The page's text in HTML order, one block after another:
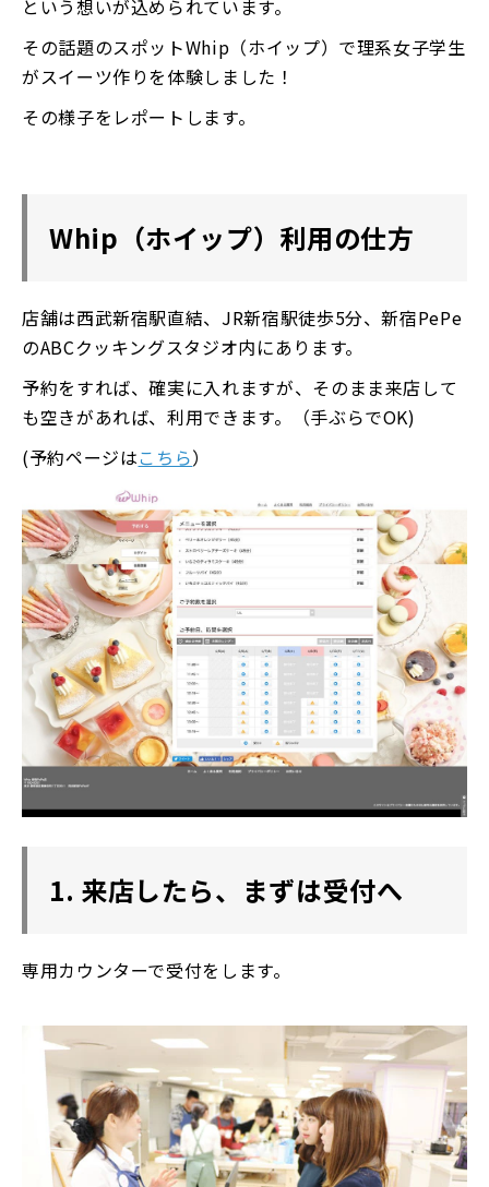
という想いが込められています。
その話題のスポットWhip（ホイップ）で理系女子学生
がスイーツ作りを体験しました！
その様子をレポートします。
Whip（ホイップ）利用の仕方
店舗は西武新宿駅直結、JR新宿駅徒歩5分、新宿PePe
のABCクッキングスタジオ内にあります。
予約をすれば、確実に入れますが、そのまま来店して
も空きがあれば、利用できます。（手ぶらでOK)
(予約ページはこちら）
1. 来店したら、まずは受付へ
専用カウンターで受付をします。